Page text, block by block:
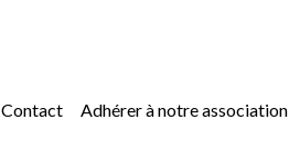
Contact Adhérer à notre association